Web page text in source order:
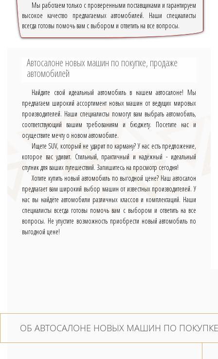
Мы работаем только с проверенными поставщиками и гарантируем
высокое качество предлагаемых автомобилей. Наши специалисты
всегда готовы помочь вам с выбором и ответить на все вопросы.
Автосалоне новых машин по покупке, продаже
автомобилей
Найдите свой идеальный автомобиль в нашем автосалоне! Мы
предлагаем широкий ассортимент новых машин от ведущих мировых
производителей. Наши специалисты помогут вам выбрать автомобиль,
соответствующий вашим требованиям и бюджету. Посетите нас и
осуществите мечту о новом автомобиле.
Ищете SUV, который не ударит по карману? У нас есть предложение,
которое вас удивит. Стильный, практичный и надёжный - идеальный
спутник для ваших путешествий. Запишитесь на просмотр сегодня!
Хотите купить новый автомобиль по выгодной цене? Наш автосалон
предлагает вам широкий выбор машин от известных производителей. У
нас вы найдёте автомобили различных классов и комплектаций. Наши
специалисты всегда готовы помочь вам с выбором и ответить на все
вопросы. Не упустите возможность приобрести новый автомобиль по
выгодной цене!
ОБ АВТОСАЛОНЕ НОВЫХ МАШИН ПО